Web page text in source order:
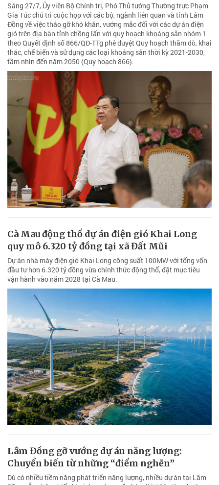
Sáng 27/7, Ủy viên Bộ Chính trị, Phó Thủ tướng Thường trực Phạm
Gia Túc chủ trì cuộc họp với các bộ, ngành liên quan và tỉnh Lâm
Đồng về việc tháo gỡ khó khăn, vướng mắc đối với các dự án điện
gió trên địa bàn tỉnh chồng lấn với quy hoạch khoáng sản nhóm 1
theo Quyết định số 866/QĐ-TTg phê duyệt Quy hoạch thăm dò, khai
thác, chế biến và sử dụng các loại khoáng sản thời kỳ 2021-2030,
tầm nhìn đến năm 2050 (Quy hoạch 866).
Cà Mau động thổ dự án điện gió Khai Long
quy mô 6.320 tỷ đồng tại xã Đất Mũi
Dự án nhà máy điện gió Khai Long công suất 100MW với tổng vốn
đầu tư hơn 6.320 tỷ đồng vừa chính thức động thổ, đặt mục tiêu
vận hành vào năm 2028 tại Cà Mau.
Lâm Đồng gỡ vướng dự án năng lượng:
Chuyển biến từ những “điểm nghẽn”
Dù có nhiều tiềm năng phát triển năng lượng, nhiều dự án tại Lâm